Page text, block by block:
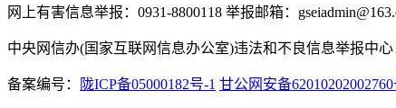
网上有害信息举报：0931-8800118 举报邮箱：
中央网信办(国家互联网信息办公室)违法和不良信息举报中心
备案编号： 陇ICP备05000182号-1 甘公网安备62010202002760